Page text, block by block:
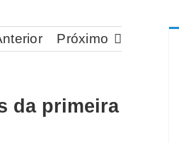
Próximo
da primeira